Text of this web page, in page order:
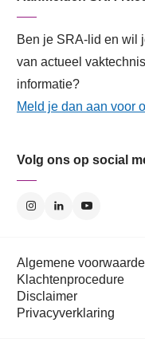
Ben je SRA-lid en wil
van actueel
informatie?
Meld je dan aan voor
Volg ons op social
Algemene
Klachtenprocedure
Disclaimer
Privacyverklaring